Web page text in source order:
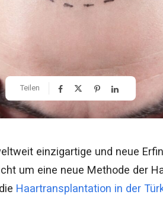
Teilen
einzigartige und neue
um eine neue Methode der
Haartransplantation in der